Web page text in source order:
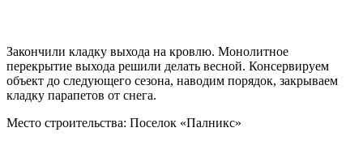
Закончили кладку выхода на кровлю. Монолитное
перекрытие выхода решили делать весной. Консервируем
объект до следующего сезона, наводим порядок, закрываем
кладку парапетов от снега.
Место строительства: Поселок «Палникс»